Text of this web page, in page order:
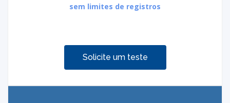
sem limites de registros
Solicite um teste